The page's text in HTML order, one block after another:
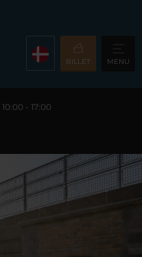
BILLET MENU
10:00 - 17:00